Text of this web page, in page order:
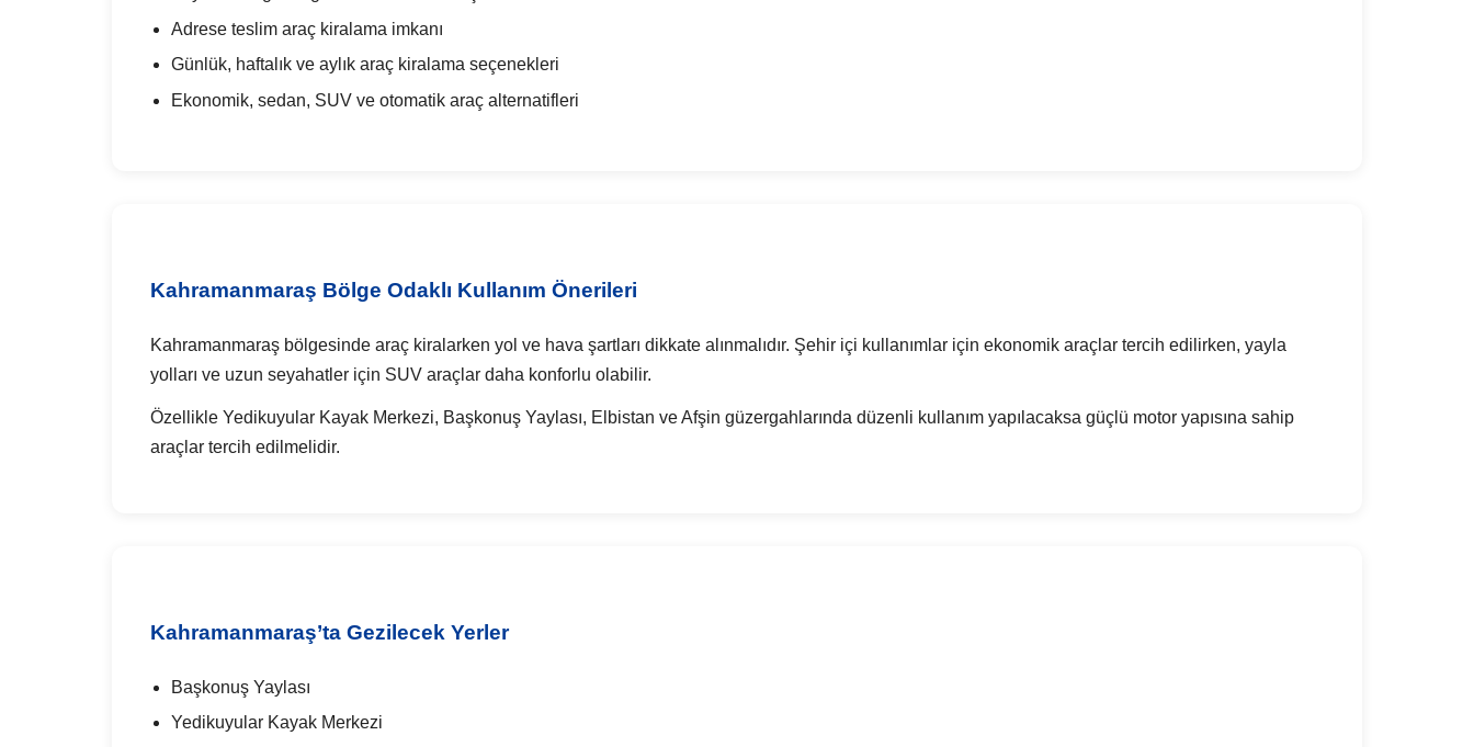
Adrese teslim araç kiralama imkanı
Günlük, haftalık ve aylık araç kiralama seçenekleri
Ekonomik, sedan, SUV ve otomatik araç alternatifleri
Kahramanmaraş Bölge Odaklı Kullanım Önerileri
Kahramanmaraş bölgesinde araç kiralarken yol ve hava şartları dikkate alınmalıdır. Şehir içi kullanımlar için ekonomik araçlar tercih edilirken, yayla
yolları ve uzun seyahatler için SUV araçlar daha konforlu olabilir.
Özellikle Yedikuyular Kayak Merkezi, Başkonuş Yaylası, Elbistan ve Afşin güzergahlarında düzenli kullanım yapılacaksa güçlü motor yapısına sahip
araçlar tercih edilmelidir.
Kahramanmaraş’ta Gezilecek Yerler
Başkonuş Yaylası
Yedikuyular Kayak Merkezi